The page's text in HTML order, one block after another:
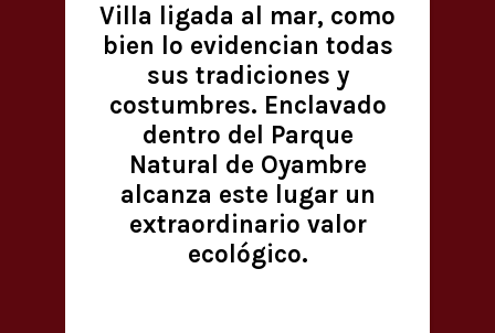
Villa ligada al mar, como
bien lo evidencian todas
sus tradiciones y
costumbres. Enclavado
dentro del Parque
Natural de Oyambre
alcanza este lugar un
extraordinario valor
ecológico.